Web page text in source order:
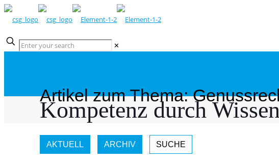
✕
Kompetenz durch Wissen
Artikel zum Thema:
AKTUELL ARCHIV SUCHE